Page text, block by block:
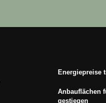
Energiepreise
Anbauflächen
gestiegen